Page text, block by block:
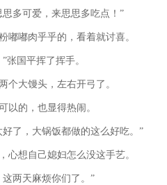
多可爱，来思思多吃点！”
嘟肉乎乎的，看着就讨喜。
国平挥了挥手。
大馒头，左右开弓了。
的，也显得热闹。
了，大锅饭都做的这么好吃。”
想自己媳妇怎么没这手艺。
两天麻烦你们了。”